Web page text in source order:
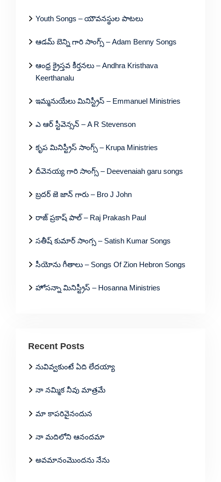
Youth Songs – యౌవనస్థుల పాటలు
ఆడమ్ బెన్ని గారి సాంగ్స్ – Adam Benny Songs
ఆంధ్ర క్రైస్తవ కీర్తనలు – Andhra Kristhava
Keerthanalu
ఇమ్మనుయేలు మినిస్ట్రీస్ – Emmanuel Ministries
ఎ ఆర్ స్టీవెన్సన్ – A R Stevenson
కృప మినిస్ట్రీస్ సాంగ్స్ – Krupa Ministries
దీవెనయ్య గారి సాంగ్స్ – Deevenaiah garu songs
బ్రదర్ జె జాన్ గారు – Bro J John
రాజ్ ప్రకాష్ పాల్ – Raj Prakash Paul
సతీష్ కుమార్ సాంగ్స – Satish Kumar Songs
సీయోను గీతాలు – Songs Of Zion Hebron Songs
హోసన్నా మినిస్ట్రీస్ – Hosanna Ministries
Recent Posts
నువివ్వకుంటే ఏది లేదయ్యా
నా నమ్మిక నీవు మాత్రమే
మా కాపరివైనందున
నా మదిలోని ఆనందమా
అవమానంమొందను నేను